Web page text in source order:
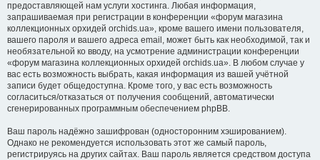
предоставляющей нам услуги хостинга. Любая информация,
запрашиваемая при регистрации в конференции «форум магазина
коллекционных орхидей orchids.ua», кроме вашего имени пользователя,
вашего пароля и вашего адреса email, может быть как необходимой, так и
необязательной ко вводу, на усмотрение администрации конференции
«форум магазина коллекционных орхидей orchids.ua». В любом случае у
вас есть возможность выбрать, какая информация из вашей учётной
записи будет общедоступна. Кроме того, у вас есть возможность
согласиться/отказаться от получения сообщений, автоматически
сгенерированных программным обеспечением phpBB.
Ваш пароль надёжно зашифрован (односторонним хэшированием).
Однако не рекомендуется использовать этот же самый пароль,
регистрируясь на других сайтах. Ваш пароль является средством доступа